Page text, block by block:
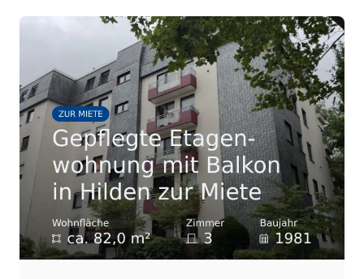
Ausstattung, darunter Fliesenböden und eine
Fußbodenheizung. Eine Klimaanlage im
Wohnzimmer […]